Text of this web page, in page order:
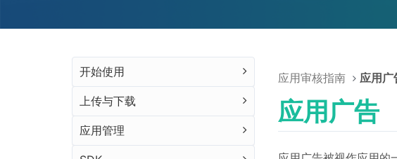
开始使用
上传与下载
应用管理
应用审核指南 应用广
应用广告